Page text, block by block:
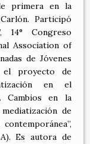
primera en la
Participó
14° Congreso
Association of
de Jóvenes
el proyecto de
en el
Cambios en la
de
Es autora de